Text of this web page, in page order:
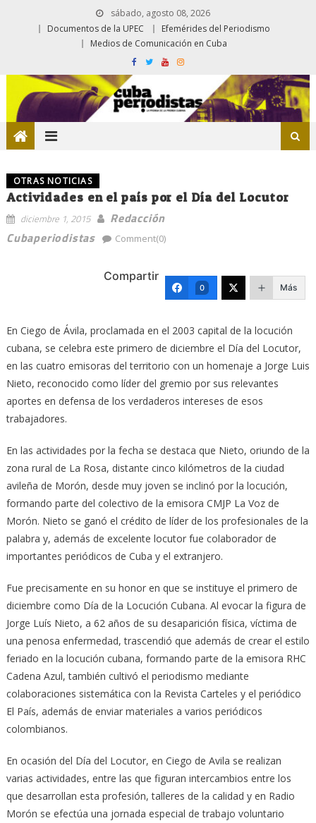
sábado, agosto 08, 2026
Documentos de la UPEC
Efemérides del Periodismo
Medios de Comunicación en Cuba
OTRAS NOTICIAS
Actividades en el país por el Día del Locutor
diciembre 1, 2015
Redacción
Cubaperiodistas
Comment(0)
Compartir
0 Más
En Ciego de Ávila, proclamada en el 2003 capital de la locución
cubana, se celebra este primero de diciembre el Día del Locutor,
en las cuatro emisoras del territorio con un homenaje a Jorge Luis
Nieto, reconocido como líder del gremio por sus relevantes
aportes en defensa de los verdaderos intereses de esos
trabajadores.
En las actividades por la fecha se destaca que Nieto, oriundo de la
zona rural de La Rosa, distante cinco kilómetros de la ciudad
avileña de Morón, desde muy joven se inclinó por la locución,
formando parte del colectivo de la emisora CMJP La Voz de
Morón. Nieto se ganó el crédito de líder de los profesionales de la
palabra y, además de excelente locutor fue colaborador de
importantes periódicos de Cuba y el extranjero.
Fue precisamente en su honor en que se instituye el primero de
diciembre como Día de la Locución Cubana. Al evocar la figura de
Jorge Luís Nieto, a 62 años de su desaparición física, víctima de
una penosa enfermedad, trascendió que además de crear el estilo
feriado en la locución cubana, formando parte de la emisora RHC
Cadena Azul, también cultivó el periodismo mediante
colaboraciones sistemática con la Revista Carteles y el periódico
El País, además de enviar materiales a varios periódicos
colombianos.
En ocasión del Día del Locutor, en Ciego de Avila se realizan
varias actividades, entre las que figuran intercambios entre los
que desarrollan esta profesión, talleres de la calidad y en Radio
Morón se efectúa una jornada especial de trabajo voluntario